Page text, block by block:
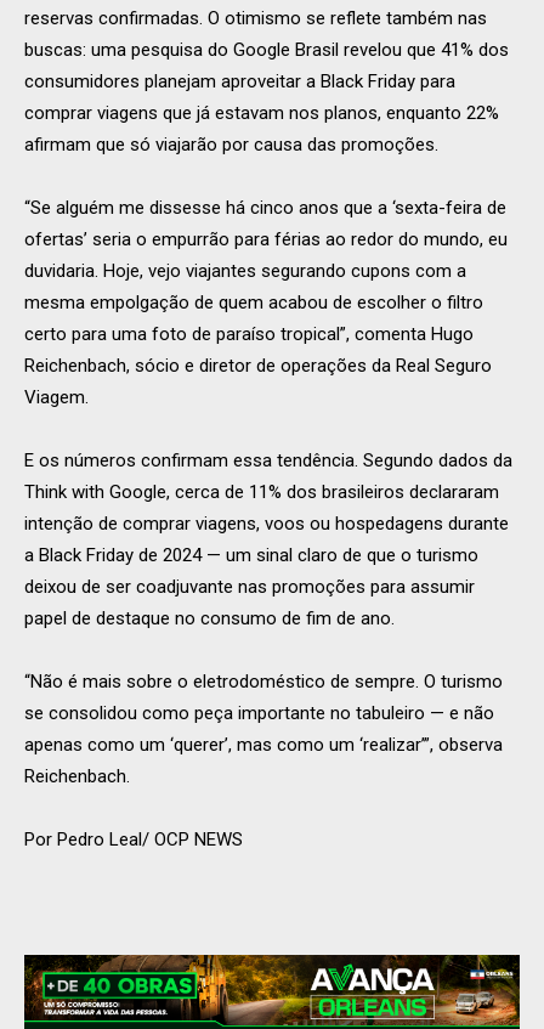
reservas confirmadas. O otimismo se reflete também nas
buscas: uma pesquisa do Google Brasil revelou que 41% dos
consumidores planejam aproveitar a Black Friday para
comprar viagens que já estavam nos planos, enquanto 22%
afirmam que só viajarão por causa das promoções.
“Se alguém me dissesse há cinco anos que a ‘sexta-feira de
ofertas’ seria o empurrão para férias ao redor do mundo, eu
duvidaria. Hoje, vejo viajantes segurando cupons com a
mesma empolgação de quem acabou de escolher o filtro
certo para uma foto de paraíso tropical”, comenta Hugo
Reichenbach, sócio e diretor de operações da Real Seguro
Viagem.
E os números confirmam essa tendência. Segundo dados da
Think with Google, cerca de 11% dos brasileiros declararam
intenção de comprar viagens, voos ou hospedagens durante
a Black Friday de 2024 — um sinal claro de que o turismo
deixou de ser coadjuvante nas promoções para assumir
papel de destaque no consumo de fim de ano.
“Não é mais sobre o eletrodoméstico de sempre. O turismo
se consolidou como peça importante no tabuleiro — e não
apenas como um ‘querer’, mas como um ‘realizar’”, observa
Reichenbach.
Por Pedro Leal/ OCP NEWS